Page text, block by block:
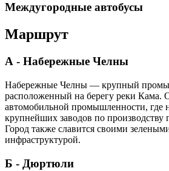
Междугородные автобусы
Маршрут
А - Набережные Челны
Набережные Челны — крупный
расположенный на берегу реки Кама.
автомобильной промышленности, где
крупнейших заводов по
Город также славится своими
инфраструктурой.
Б - Дюртюли